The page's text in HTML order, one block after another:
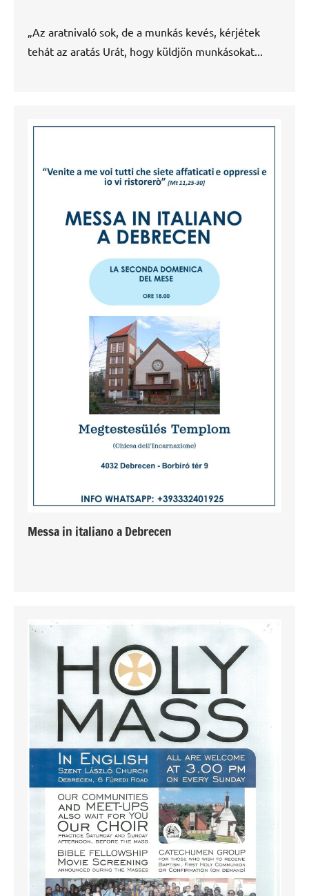
„Az aratnivaló sok, de a munkás kevés, kérjétek
tehát az aratás Urát, hogy küldjön munkásokat...
Messa in italiano a Debrecen